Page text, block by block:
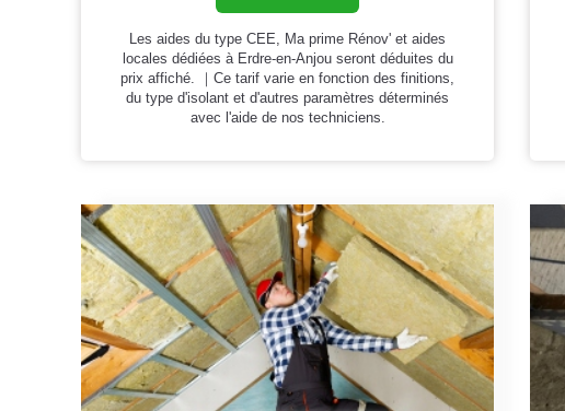
Les aides du type CEE, Ma prime Rénov' et aides
locales dédiées à Erdre-en-Anjou seront déduites du
prix affiché. ｜Ce tarif varie en fonction des finitions,
du type d'isolant et d'autres paramètres déterminés
avec l'aide de nos techniciens.